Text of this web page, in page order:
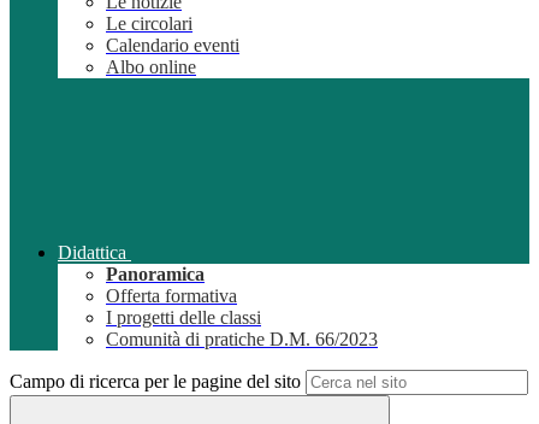
Le circolari
Calendario eventi
Albo online
Didattica
Panoramica
Offerta formativa
I progetti delle classi
Comunità di pratiche D.M. 66/2023
Campo di ricerca per le pagine del sito